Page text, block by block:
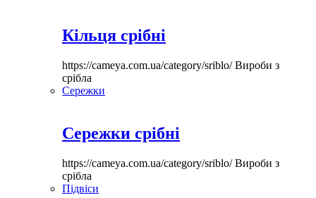
Кільця срібні
https://cameya.com.ua/category/sriblo/Вироби з
срібла
Сережки
Сережки срібні
https://cameya.com.ua/category/sriblo/Вироби з
срібла
Підвіси